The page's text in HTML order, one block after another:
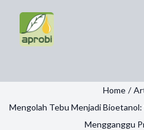
Home /
Mengolah Tebu Menjadi Bioetanol:
Mengganggu